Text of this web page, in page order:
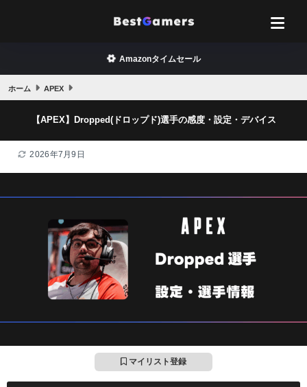
Amazonタイムセール
ホーム APEX
【APEX】Dropped(ドロップド)選手の感度・設定・デバイス
2026年7月9日
マイリスト登録